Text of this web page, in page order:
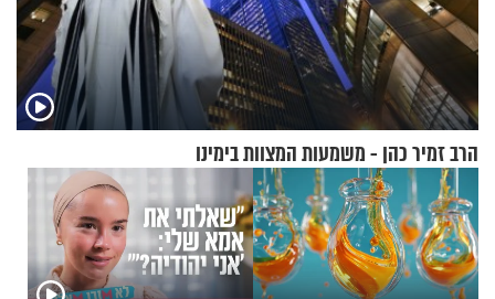
הרב זמיר כהן - משמעות המצוות בימינו